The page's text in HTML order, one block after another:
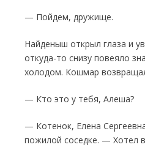
— Пойдем, дружище.
Найденыш открыл глаза и
откуда-то снизу повеяло
холодом. Кошмар
— Кто это у тебя, Алеша?
— Котенок, Елена
пожилой соседке. — Хотел